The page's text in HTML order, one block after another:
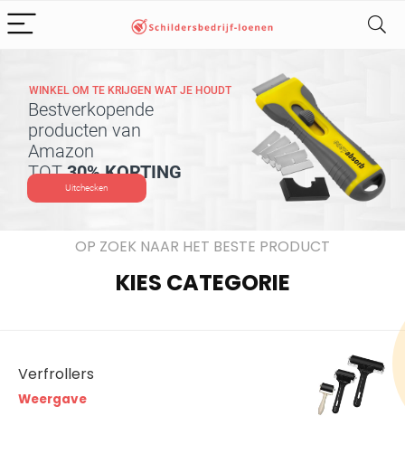
Bestverkopende
producten van
Amazon
TOT30% KORTING
WINKEL OM TE KRIJGEN WAT JE HOUDT
Uitchecken
OP ZOEK NAAR HET BESTE PRODUCT
KIES CATEGORIE
Verfrollers
Weergave